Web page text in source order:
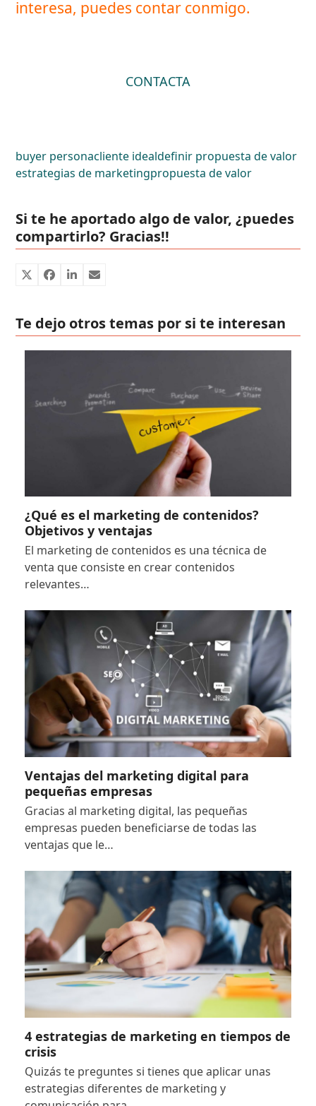
interesa, puedes contar conmigo.
CONTACTA
buyer personacliente idealdefinir propuesta de valor
estrategias de marketingpropuesta de valor
Si te he aportado algo de valor, ¿puedes
compartirlo? Gracias!!
Te dejo otros temas por si te interesan
¿QUÉ ES EL MARKETING DE
CONTENIDOS? OBJETIVOS Y
VENTAJAS
¿Qué es el marketing de contenidos?
Objetivos y ventajas
El marketing de contenidos es una técnica de
venta que consiste en crear contenidos
relevantes…
VENTAJAS DEL MARKETING DIGITAL
PARA PEQUEÑAS EMPRESAS
Ventajas del marketing digital para
pequeñas empresas
Gracias al marketing digital, las pequeñas
empresas pueden beneficiarse de todas las
ventajas que le…
4 ESTRATEGIAS DE MARKETING EN
4 estrategias de marketing en tiempos de
crisis
Quizás te preguntes si tienes que aplicar unas
estrategias diferentes de marketing y